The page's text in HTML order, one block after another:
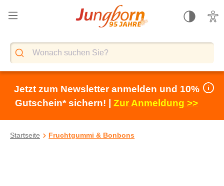
springen
Jetzt zum Newsletter anmelden und 10%
Gutschein* sichern! | Zur Anmeldung >>
Startseite Fruchtgummi & Bonbons